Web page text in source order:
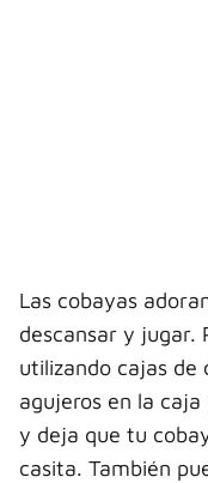
Las cobayas
descansar y jugar.
utilizando cajas
agujeros en la
y deja que tu
casita. También